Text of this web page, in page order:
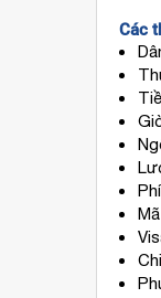
Các